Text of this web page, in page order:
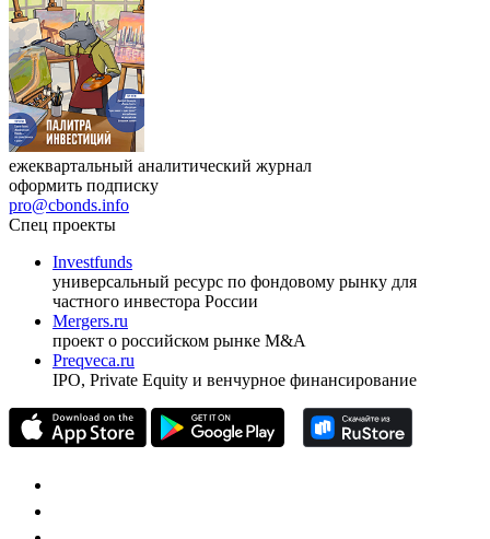
ЖурналCbonds Review
ежеквартальный аналитический журнал
оформить подписку
pro@cbonds.info
Спец проекты
Investfunds
универсальный ресурс по фондовому рынку для
частного инвестора России
проект о российском рынке M&A
Preqveca.ru